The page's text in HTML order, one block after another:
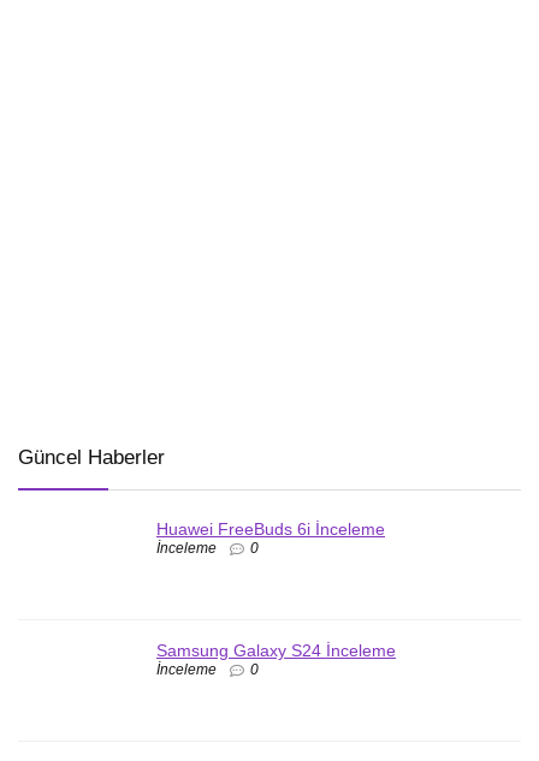
Güncel Haberler
Huawei FreeBuds 6i İnceleme
İnceleme 0
Samsung Galaxy S24 İnceleme
İnceleme 0